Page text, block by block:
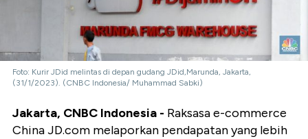
Foto: Kurir JDid melintas di depan gudang JDid,Marunda, Jakarta,
(31/1/2023). (CNBC Indonesia/ Muhammad Sabki)
Jakarta, CNBC Indonesia - Raksasa e-commerce
China JD.com melaporkan pendapatan yang lebih